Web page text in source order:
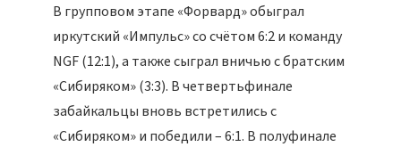
В групповом этапе «Форвард» обыграл
иркутский «Импульс» со счётом 6:2 и команду
NGF (12:1), а также сыграл вничью с братским
«Сибиряком» (3:3). В четвертьфинале
забайкальцы вновь встретились с
«Сибиряком» и победили – 6:1. В полуфинале